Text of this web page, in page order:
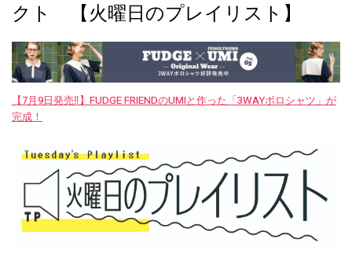
クト 【火曜日のプレイリスト】
【7月9日発売‼︎】FUDGE FRIENDのUMIと作った「3WAYポロシャツ」が
完成！